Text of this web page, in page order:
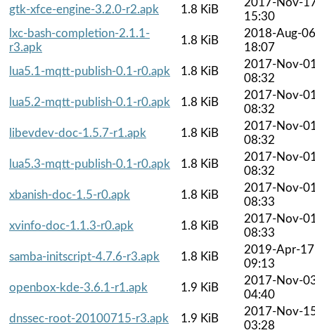
gtk-xfce-engine-3.2.0-r2.apk 1.8 KiB
15:30
lxc-bash-completion-2.1.1-
r3.apk
1.8 KiB
2018-Aug-06
18:07
lua5.1-mqtt-publish-0.1-r0.apk
1.8 KiB
2017-Nov-
08:32
lua5.2-mqtt-publish-0.1-r0.apk
1.8 KiB
2017-Nov-
08:32
libevdev-doc-1.5.7-r1.apk
1.8 KiB
2017-Nov-
08:32
lua5.3-mqtt-publish-0.1-r0.apk
1.8 KiB
2017-Nov-
08:32
xbanish-doc-1.5-r0.apk
1.8 KiB
2017-Nov-
08:33
xvinfo-doc-1.1.3-r0.apk
1.8 KiB
2017-Nov-
08:33
samba-initscript-4.7.6-r3.apk
1.8 KiB
2019-Apr-17
09:13
openbox-kde-3.6.1-r1.apk
1.9 KiB
2017-Nov-
04:40
dnssec-root-20100715-r3.apk
1.9 KiB
2017-Nov-
03:28